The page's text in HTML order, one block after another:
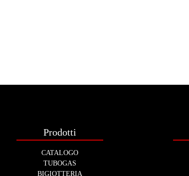
Prodotti
CATALOGO
TUBOGAS
BIGIOTTERIA